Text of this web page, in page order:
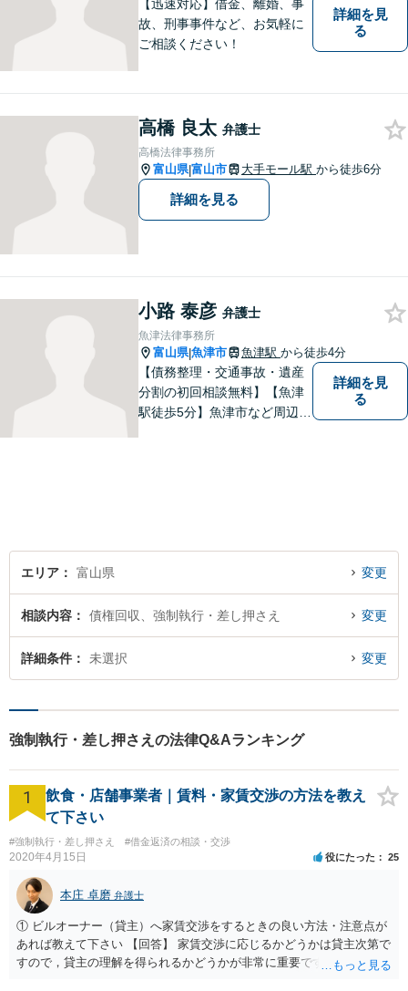
【迅速対応】借金、離婚、事
故、刑事事件など、お気軽に
ご相談ください！
詳細を見
る
高橋 良太 弁護士
高橋法律事務所
富山県|富山市 大手モール駅 から徒歩6分
詳細を見る
小路 泰彦 弁護士
魚津法律事務所
富山県|魚津市 魚津駅 から徒歩4分
【債務整理・交通事故・遺産
分割の初回相談無料】【魚津
駅徒歩5分】魚津市など周辺地
詳細を見
る
エリア 富山県 変更
相談内容 債権回収、強制執行・差し押さえ 変更
詳細条件 未選択 変更
強制執行・差し押さえの法律Q&Aランキング
1
飲食・店舗事業者｜賃料・家賃交渉の方法を教え
て下さい
#強制執行・差し押さえ #借金返済の相談・交渉
2020年4月15日 役にたった 25
本庄 卓磨 弁護士
① ビルオーナー（貸主）へ家賃交渉をするときの良い方法・注意点が
あれば教えて下さい 【回答】 家賃交渉に応じるかどうかは貸主次第で
すので，貸主の理解を得られるかどうかが非常に重要です。 したがっ